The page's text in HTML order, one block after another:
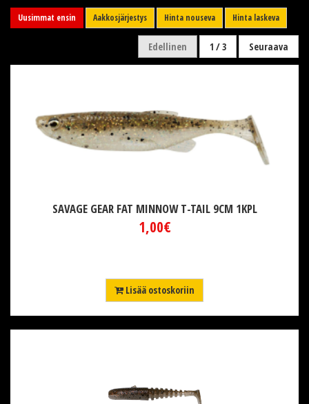
Uusimmat ensin Aakkosjärjestys Hinta nouseva Hinta laskeva
Edellinen 1 / 3 Seuraava
SAVAGE GEAR FAT MINNOW T-TAIL 9CM 1KPL
1,00€
Lisää ostoskoriin